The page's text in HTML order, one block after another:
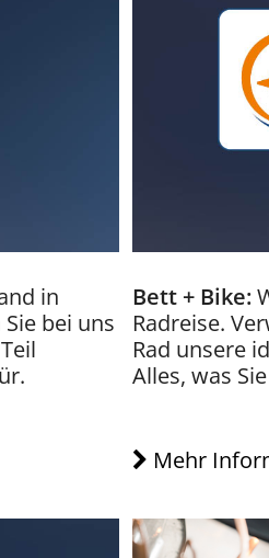
in
bei uns
Bett + Bike:
Radreise.
Rad unsere
Alles, was
Mehr